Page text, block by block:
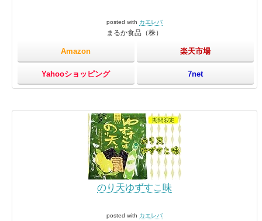
posted with カエレバ
まるか食品（株）
Amazon 楽天市場
Yahooショッピング 7net
のり天ゆずすこ味
posted with カエレバ